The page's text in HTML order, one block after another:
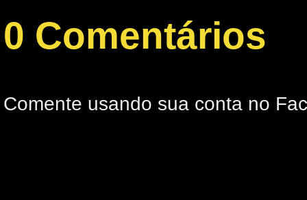
0 Comentários
Comente usando sua conta no